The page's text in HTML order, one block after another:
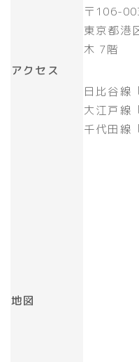
アクセス
〒106-
東京都港
木 7階
日比谷線
大江戸線
千代田線
地図